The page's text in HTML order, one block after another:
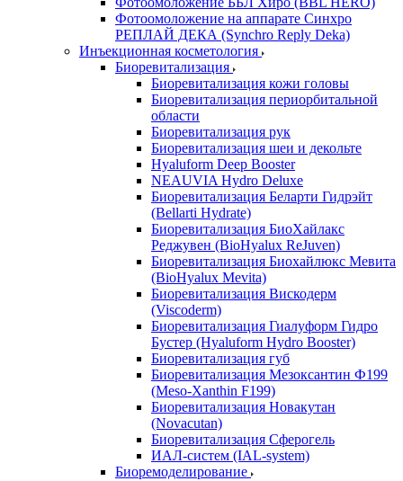
Фотоомоложение на аппарате Синхро
РЕПЛАЙ ДЕКА (Synchro Reply Deka)
Инъекционная косметология
Биоревитализация
Биоревитализация кожи головы
Биоревитализация периорбитальной
области
Биоревитализация рук
Биоревитализация шеи и декольте
Hyaluform Deep Booster
NEAUVIA Hydro Deluxe
Биоревитализация Беларти Гидрэйт
(Bellarti Hydrate)
Биоревитализация БиоХайлакс
Реджувен (BioHyalux ReJuven)
Биоревитализация Биохайлюкс Мевита
(BioHyalux Mevita)
Биоревитализация Вискодерм
(Viscoderm)
Биоревитализация Гиалуформ Гидро
Бустер (Hyaluform Hydro Booster)
Биоревитализация губ
Биоревитализация Мезоксантин Ф199
(Meso-Xanthin F199)
Биоревитализация Новакутан
(Novacutan)
Биоревитализация Сферогель
ИАЛ-систем (IAL-system)
Биоремоделирование